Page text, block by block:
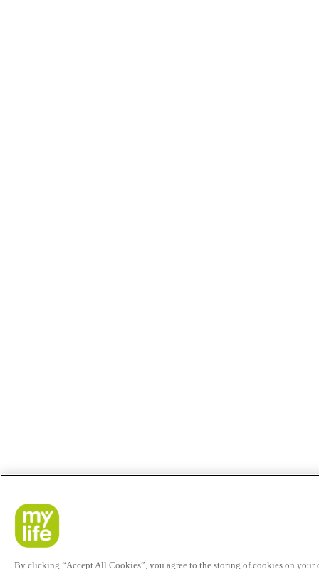
By clicking “Accept All Cookies”, you agree to the storing of cookies on your